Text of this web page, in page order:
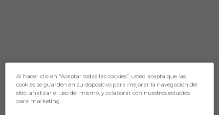
Aún no hay reacciones. ¡Sé el primero!
Prensa Burgos CF
Al hacer clic en “Aceptar todas las cookies”, usted acepta que las
cookies se guarden en su dispositivo para mejorar la navegación del
sitio, analizar el uso del mismo, y colaborar con nuestros estudios
para marketing.